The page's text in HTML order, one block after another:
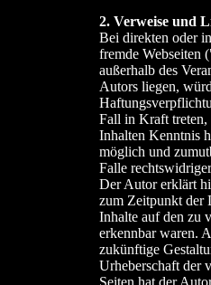
2. Verweise und
Bei direkten oder
fremde Webseiten
außerhalb des
Autors liegen,
Fall in Kraft
Inhalten Kenntnis
möglich und
Falle
Der Autor erklärt
zum Zeitpunkt der
Inhalte auf den zu
erkennbar waren.
zukünftige
Urheberschaft der